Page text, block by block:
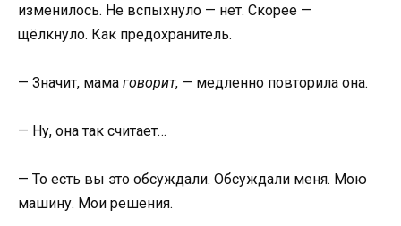
изменилось. Не вспыхнуло — нет. Скорее —
щёлкнуло. Как предохранитель.
— Значит, мама говорит, — медленно повторила она.
— Ну, она так считает…
— То есть вы это обсуждали. Обсуждали меня. Мою
машину. Мои решения.